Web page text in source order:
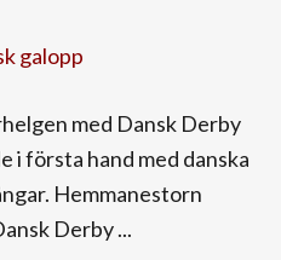
galopp
med Dansk Derby
i första hand med danska
Hemmanestorn
Derby ...